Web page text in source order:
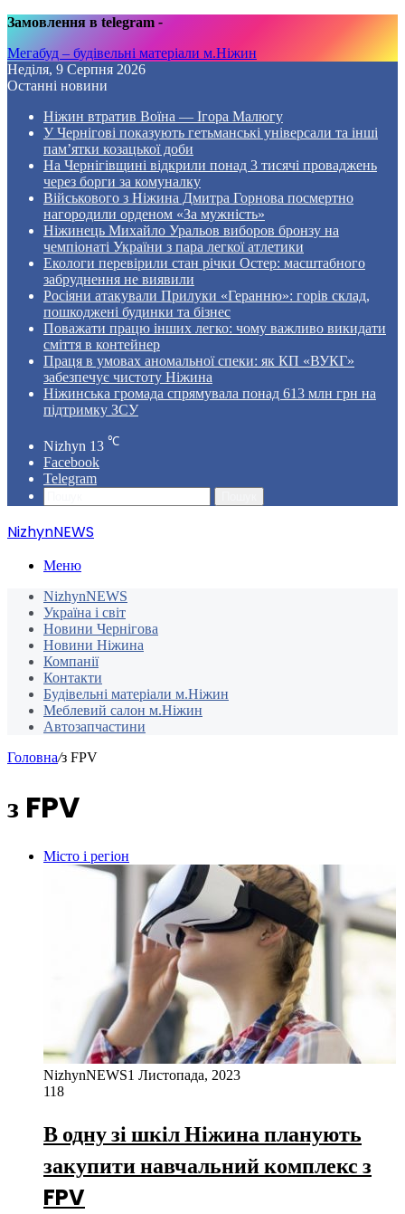
Замовлення в telegram -
Мегабуд – будівельні матеріали м.Ніжин
Неділя, 9 Серпня 2026
Останні новини
Ніжин втратив Воїна — Ігора Малюгу
У Чернігові показують гетьманські універсали та інші
пам’ятки козацької доби
На Чернігівщині відкрили понад 3 тисячі проваджень
через борги за комуналку
Військового з Ніжина Дмитра Горнова посмертно
нагородили орденом «За мужність»
Ніжинець Михайло Уральов виборов бронзу на
чемпіонаті України з пара легкої атлетики
Екологи перевірили стан річки Остер: масштабного
забруднення не виявили
Росіяни атакували Прилуки «Геранню»: горів склад,
пошкоджені будинки та бізнес
Поважати працю інших легко: чому важливо викидати
сміття в контейнер
Праця в умовах аномальної спеки: як КП «ВУКГ»
забезпечує чистоту Ніжина
Ніжинська громада спрямувала понад 613 млн грн на
підтримку ЗСУ
Nizhyn 13 ℃
Facebook
Telegram
NizhynNEWS
Меню
NizhynNEWS
Україна і світ
Новини Чернігова
Новини Ніжина
Компанії
Контакти
Будівельні матеріали м.Ніжин
Меблевий салон м.Ніжин
Автозапчастини
Головна/з FPV
з FPV
Місто і регіон
NizhynNEWS1 Листопада, 2023
118
В одну зі шкіл Ніжина планують
закупити навчальний комплекс з
FPV